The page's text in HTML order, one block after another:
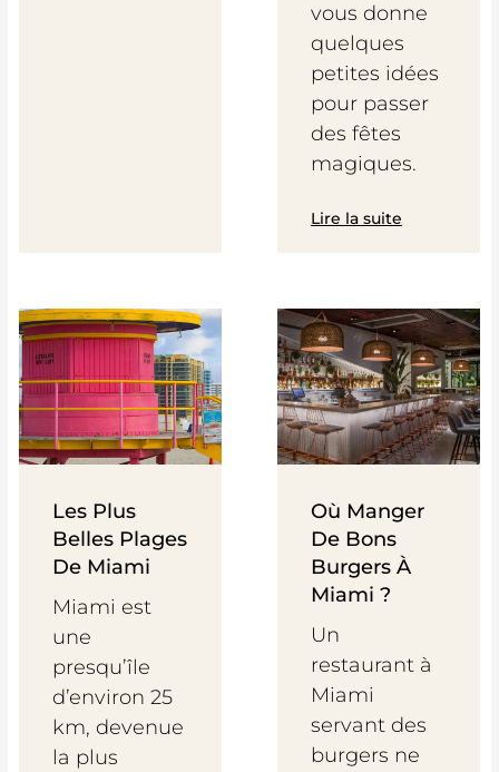
vous donne
quelques
petites idées
pour passer
des fêtes
magiques.
Lire la suite
Les Plus
Belles Plages
De Miami
Miami est
une
presqu’île
d’environ 25
km, devenue
la plus
Où Manger
De Bons
Burgers À
Miami ?
Un
restaurant à
Miami
servant des
burgers ne